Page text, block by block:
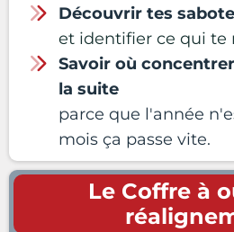
Découvrir tes
et identifier ce qui te
Savoir où
la suite
parce que l'année
mois ça passe vite.
Le Coffre à